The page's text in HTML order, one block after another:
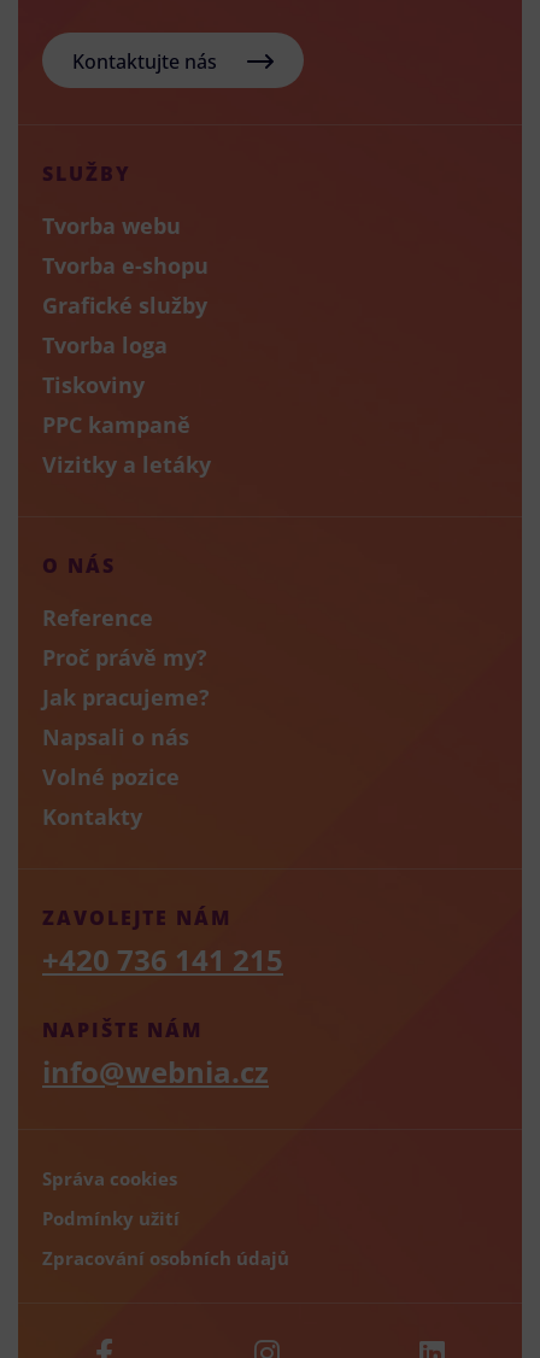
Kontaktujte nás
SLUŽBY
Tvorba webu
Tvorba e-shopu
Grafické služby
Tvorba loga
Tiskoviny
PPC kampaně
Vizitky a letáky
O NÁS
Reference
Proč právě my?
Jak pracujeme?
Napsali o nás
Volné pozice
Kontakty
NAPIŠTE NÁM
info@webnia.cz
ZAVOLEJTE NÁM
+420 736 141 215
Správa cookies
Podmínky užití
Zpracování osobních údajů